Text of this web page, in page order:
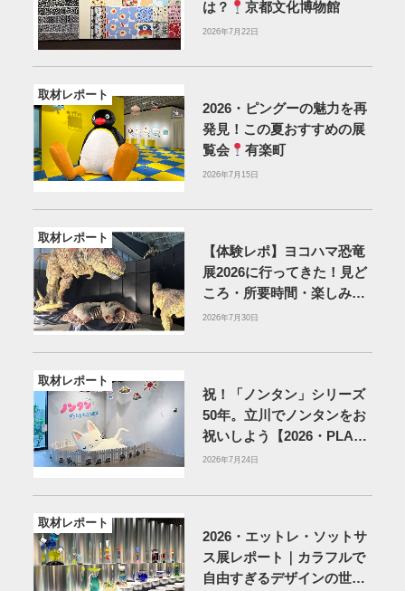
は？
京都文化博物館
2026年7月22日
取材レポート
2026・ピングーの魅力を再
発見！この夏おすすめの展
覧会
有楽町
2026年7月15日
取材レポート
【体験レポ】ヨコハマ恐竜
展2026に行ってきた！見ど
ころ・所要時間・楽しみ方
を紹介
2026年7月30日
取材レポート
祝！「ノンタン」シリーズ
50年。立川でノンタンをお
祝いしよう【2026・PLAY!
MUSEUM】
2026年7月24日
取材レポート
2026・エットレ・ソットサ
ス展レポート｜カラフルで
自由すぎるデザインの世界